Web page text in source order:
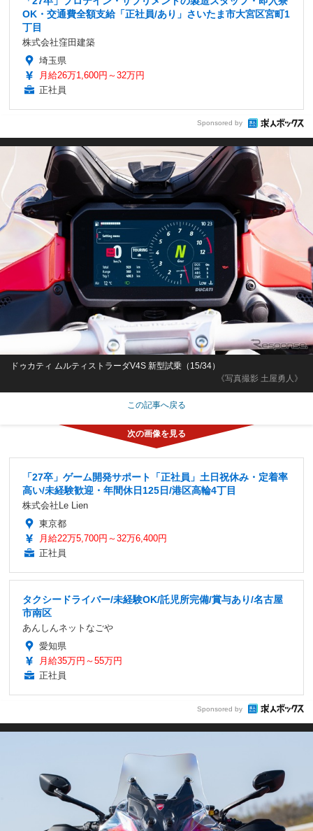
OK・交通費全額支給「正社員/あり」さいたま市大宮区宮町1
丁目
株式会社窪田建築
埼玉県
月給26万1,600円～32万円
正社員
Sponsored by
《写真撮影 土屋勇人》
ドゥカティ ムルティストラーダV4S 新型試乗（15/34）
この記事へ戻る
「27卒」ゲーム開発サポート「正社員」土日祝休み・定着率
高い/未経験歓迎・年間休日125日/港区高輪4丁目
株式会社Le Lien
東京都
月給22万5,700円～32万6,400円
正社員
タクシードライバー/未経験OK/託児所完備/賞与あり/名古屋
市南区
あんしんネットなごや
愛知県
月給35万円～55万円
正社員
Sponsored by